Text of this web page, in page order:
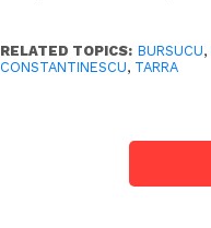
RELATED TOPICS: BURSUCU,
CONSTANTINESCU, TARRA